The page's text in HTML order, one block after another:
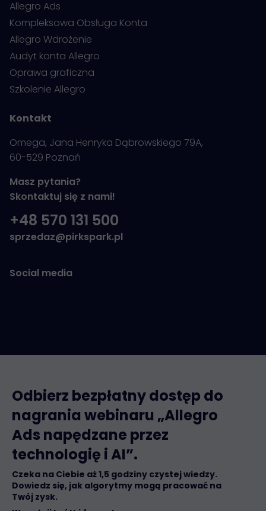
Allegro Ads
Kompleksowa Obsługa Konta
Allegro Wdrożenie
Audyt konta Allegro
Oprawa graficzna
Szkolenie Allegro
Kontakt
Omega, Jana Henryka Dąbrowskiego 79A,
60-529 Poznań
Masz pytania?
Skontaktuj się z nami!
+48 570 131 500
sprzedaz@pirkspark.pl
Social media
Odbierz bezpłatny dostęp do
nagrania webinaru „Allegro
Ads napędzane przez
technologię i AI”.
Czeka na Ciebie aż 1,5 godziny czystej wiedzy.
Dowiedz się, jak algorytmy mogą pracować na
Twój zysk.